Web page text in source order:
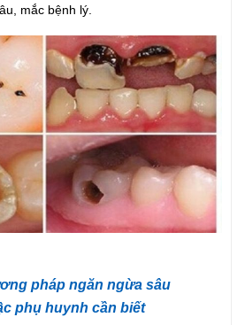
mắc bệnh lý.
pháp ngăn ngừa sâu
phụ huynh cần biết